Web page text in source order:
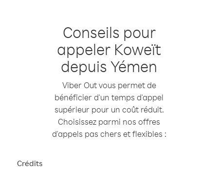
Conseils pour
appeler Koweït
depuis Yémen
Viber Out vous permet de
bénéficier d'un temps d'appel
supérieur pour un coût réduit.
Choisissez parmi nos offres
d'appels pas chers et flexibles :
Crédits